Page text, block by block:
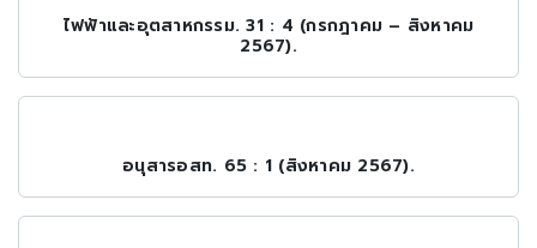
ไฟฟ้าและอุตสาหกรรม. 31 : 4 (กรกฎาคม – สิงหาคม
2567).
อนุสารอสท. 65 : 1 (สิงหาคม 2567).